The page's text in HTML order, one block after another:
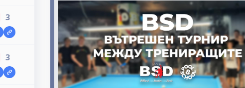
3
3